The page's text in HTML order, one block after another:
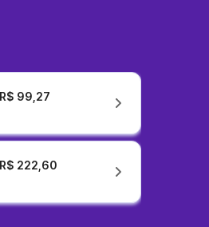
99,27
222,60